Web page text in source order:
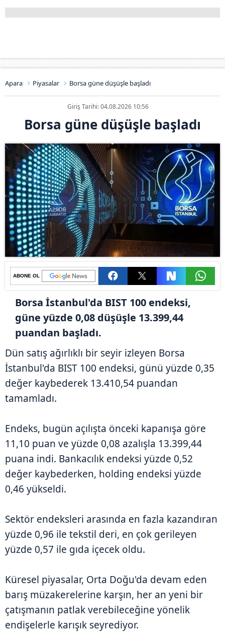
Apara Piyasalar Borsa güne düşüşle başladı
Giriş Tarihi: 04.08.2026 10:56
Borsa güne düşüşle başladı
ABONE OL
Borsa İstanbul'da BIST 100 endeksi,
güne yüzde 0,08 düşüşle 13.399,44
puandan başladı.
Dün satış ağırlıklı bir seyir izleyen Borsa
İstanbul'da BIST 100 endeksi, günü yüzde 0,35
değer kaybederek 13.410,54 puandan
tamamladı.
Endeks, bugün açılışta önceki kapanışa göre
11,10 puan ve yüzde 0,08 azalışla 13.399,44
puana indi. Bankacılık endeksi yüzde 0,52
değer kaybederken, holding endeksi yüzde
0,46 yükseldi.
Sektör endeksleri arasında en fazla kazandıran
yüzde 0,96 ile tekstil deri, en çok gerileyen
yüzde 0,57 ile gıda içecek oldu.
Küresel piyasalar, Orta Doğu'da devam eden
barış müzakerelerine karşın, her an yeni bir
çatışmanın patlak verebileceğine yönelik
endişelerle karışık seyrediyor.